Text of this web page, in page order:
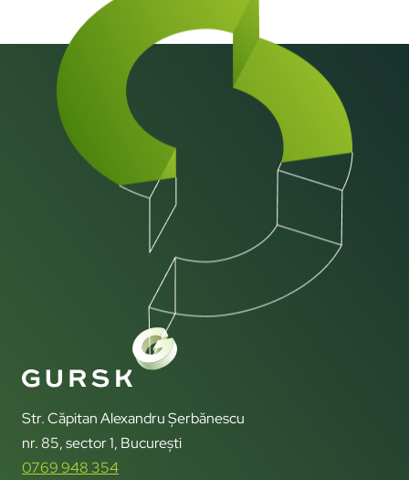
Str. Căpitan Alexandru Șerbănescu
nr. 85, sector 1, București
0769 948 354